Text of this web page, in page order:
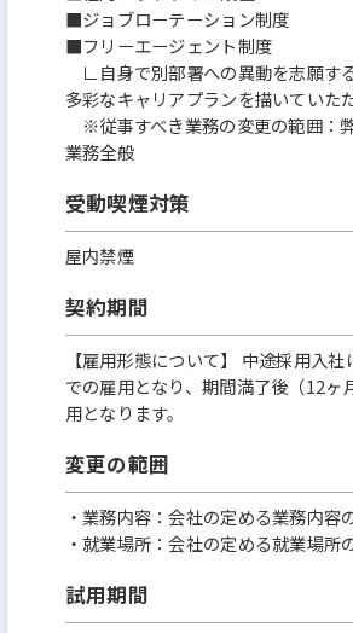
■ジョブローテーション制度
■フリーエージェント制度
∟自身で別部署への異動を志願する
多彩なキャリアプランを描いていた
※従事すべき業務の変更の範囲：
業務全般
受動喫煙対策
屋内禁煙
契約期間
【雇用形態について】 中途採用入
での雇用となり、期間満了後（12ヶ
用となります。
変更の範囲
・業務内容：会社の定める業務内容
・就業場所：会社の定める就業場所
試用期間